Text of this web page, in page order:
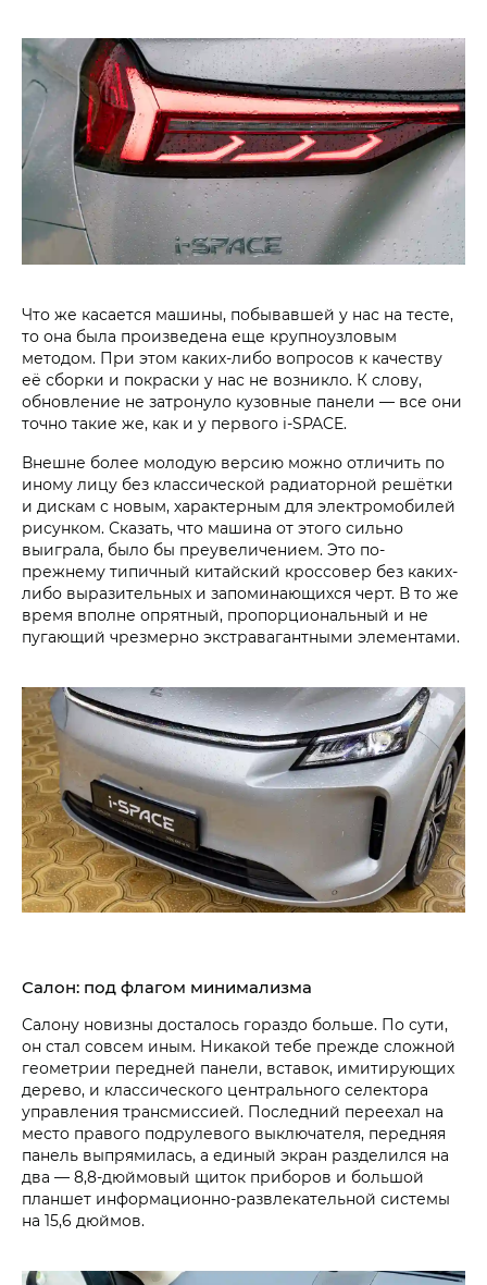
Что же касается машины, побывавшей у нас на тесте,
то она была произведена еще крупноузловым
методом. При этом каких-либо вопросов к качеству
её сборки и покраски у нас не возникло. К слову,
обновление не затронуло кузовные панели — все они
точно такие же, как и у первого i‑SPACE.
Внешне более молодую версию можно отличить по
иному лицу без классической радиаторной решётки
и дискам с новым, характерным для электромобилей
рисунком. Сказать, что машина от этого сильно
выиграла, было бы преувеличением. Это по-
прежнему типичный китайский кроссовер без каких-
либо выразительных и запоминающихся черт. В то же
время вполне опрятный, пропорциональный и не
пугающий чрезмерно экстравагантными элементами.
Салон: под флагом минимализма
Салону новизны досталось гораздо больше. По сути,
он стал совсем иным. Никакой тебе прежде сложной
геометрии передней панели, вставок, имитирующих
дерево, и классического центрального селектора
управления трансмиссией. Последний переехал на
место правого подрулевого выключателя, передняя
панель выпрямилась, а единый экран разделился на
два — 8,8-дюймовый щиток приборов и большой
планшет информационно-развлекательной системы
на 15,6 дюймов.